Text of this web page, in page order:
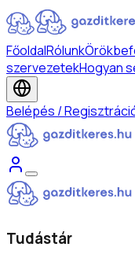
FőoldalRólunk
szervezetekHogyan
Belépés /
Tudástár